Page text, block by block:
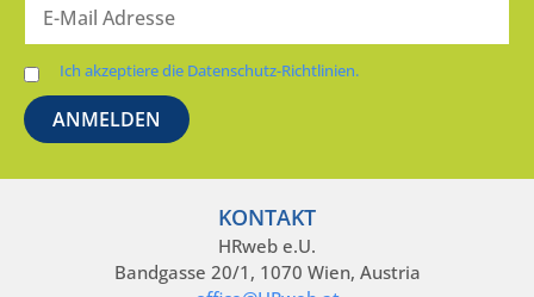
Ich akzeptiere die Datenschutz-Richtlinien.
KONTAKT
HRweb e.U.
Bandgasse 20/1, 1070 Wien, Austria